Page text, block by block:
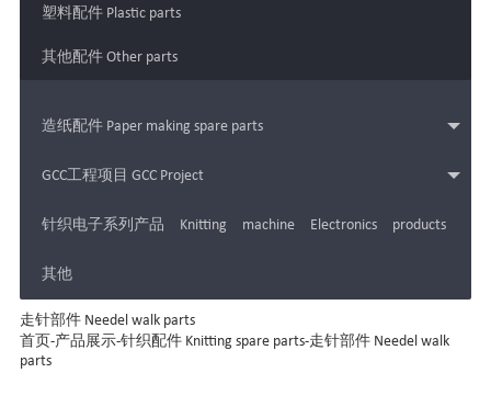
塑料配件 Plastic parts
其他配件 Other parts
造纸配件 Paper making spare parts
GCC工程项目 GCC Project
针织电子系列产品 Knitting machine Electronics products
其他
走针部件 Needel walk parts
首页-产品展示-针织配件 Knitting spare parts-走针部件 Needel walk
parts